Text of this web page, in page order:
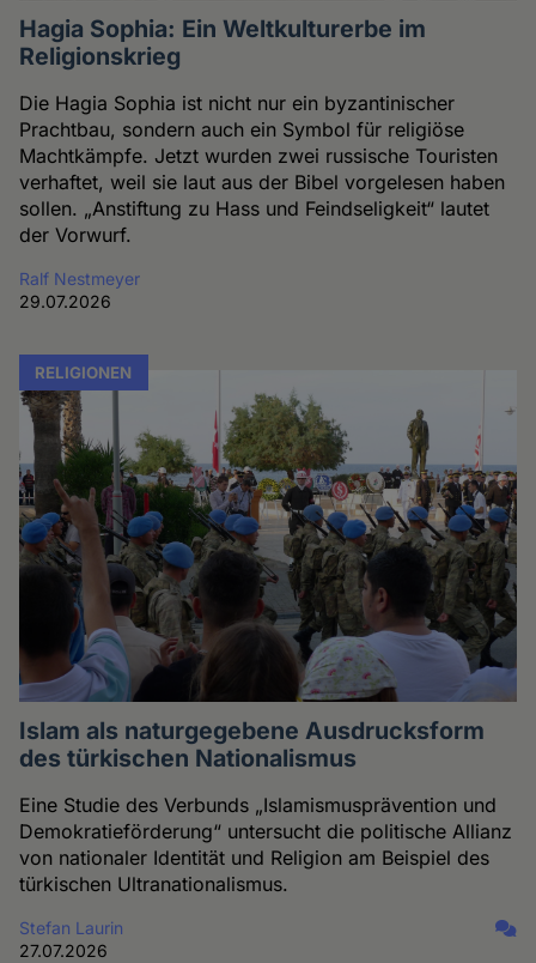
Hagia Sophia: Ein Weltkulturerbe im
Religionskrieg
Die Hagia Sophia ist nicht nur ein byzantinischer
Prachtbau, sondern auch ein Symbol für religiöse
Machtkämpfe. Jetzt wurden zwei russische Touristen
verhaftet, weil sie laut aus der Bibel vorgelesen haben
sollen. „Anstiftung zu Hass und Feindseligkeit“ lautet
der Vorwurf.
Ralf Nestmeyer
29.07.2026
RELIGIONEN
Islam als naturgegebene Ausdrucksform
des türkischen Nationalismus
Eine Studie des Verbunds „Islamismusprävention und
Demokratieförderung“ untersucht die politische Allianz
von nationaler Identität und Religion am Beispiel des
türkischen Ultranationalismus.
Stefan Laurin
27.07.2026